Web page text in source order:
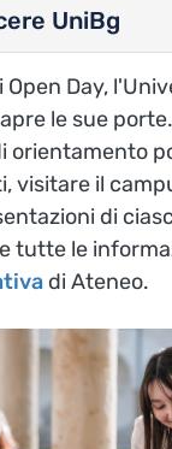
UniBg
Day,
le sue
orientamento
visitare il
di
tutte le
di Ateneo.